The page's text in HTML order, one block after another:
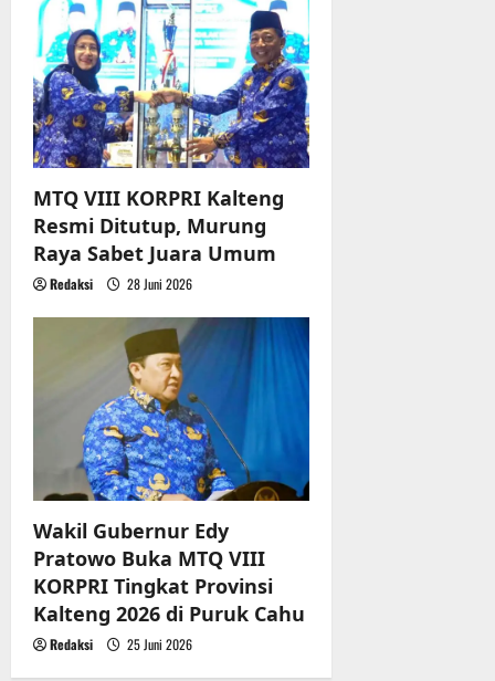
MTQ VIII KORPRI Kalteng
Resmi Ditutup, Murung
Raya Sabet Juara Umum
Redaksi 28 Juni 2026
Wakil Gubernur Edy
Pratowo Buka MTQ VIII
KORPRI Tingkat Provinsi
Kalteng 2026 di Puruk Cahu
Redaksi 25 Juni 2026